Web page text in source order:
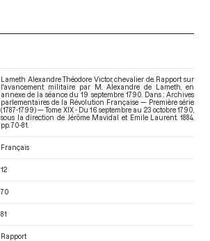
Lameth Alexandre Théodore Victor, chevalier de. Rapport sur
l'avancement militaire par M. Alexandre de Lameth, en
annexe de la séance du 19 septembre 1790. Dans : Archives
parlementaires de la Révolution Française — Première série
(1787-1799) — Tome XIX - Du 16 septembre au 23 octobre 1790
sous la direction de Jérôme Mavidal et Emile Laurent. 1884.
pp. 70-81.
Français
12
70
81
Rapport